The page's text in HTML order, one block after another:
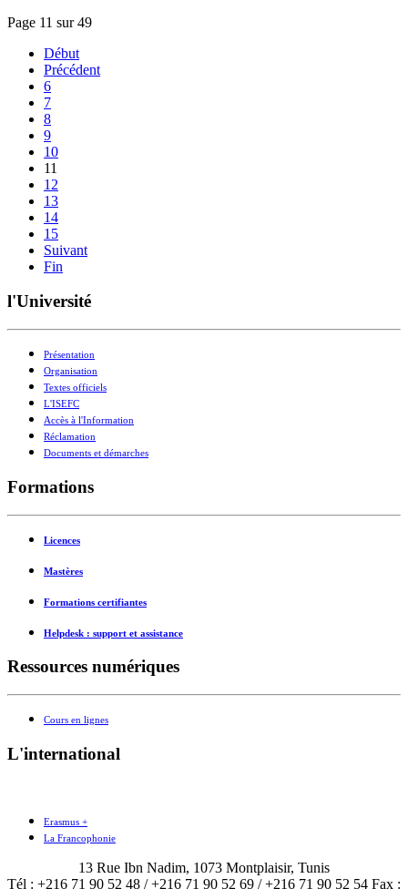
Page 11 sur 49
Début
Précédent
6
7
8
9
10
11
12
13
14
15
Suivant
Fin
l'Université
Présentation
Organisation
Textes officiels
L'ISEFC
Accès à l'Information
Réclamation
Documents et démarches
Formations
Licences
Mastères
Formations certifiantes
Helpdesk : support et assistance
Ressources numériques
Cours en lignes
L'international
Erasmus +
La Francophonie
13 Rue Ibn Nadim, 1073 Montplaisir, Tunis
Tél : +216 71 90 52 48 / +216 71 90 52 69 / +216 71 90 52 54 Fax :